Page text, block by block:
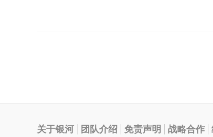
关于银河 团队介绍 免责声明 战略合作